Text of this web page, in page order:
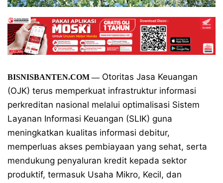
BISNISBANTEN.COM —Otoritas Jasa Keuangan
(OJK) terus memperkuat infrastruktur informasi
perkreditan nasional melalui optimalisasi Sistem
Layanan Informasi Keuangan (SLIK) guna
meningkatkan kualitas informasi debitur,
memperluas akses pembiayaan yang sehat, serta
mendukung penyaluran kredit kepada sektor
produktif, termasuk Usaha Mikro, Kecil, dan